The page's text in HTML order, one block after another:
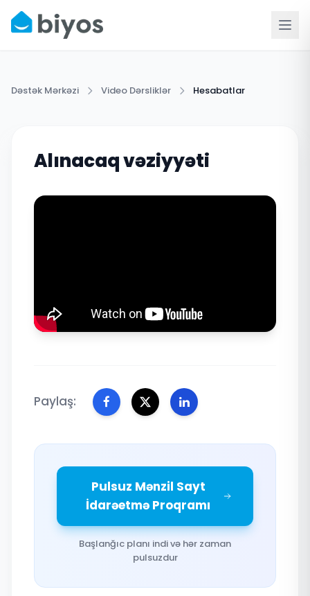
Dəstək Mərkəzi Video Dərsliklər Hesabatlar
Alınacaq vəziyyəti
Paylaş:
Pulsuz Mənzil Sayt
İdarəetmə Proqramı
Başlanğıc planı indi və hər zaman
pulsuzdur